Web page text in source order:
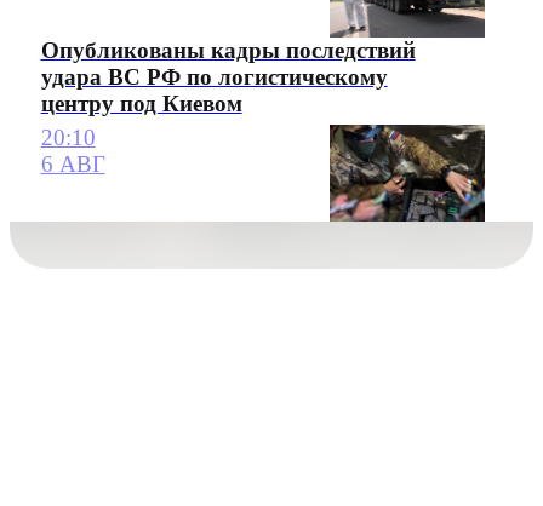
Опубликованы кадры последствий
удара ВС РФ по логистическому
центру под Киевом
20:10
6 АВГ